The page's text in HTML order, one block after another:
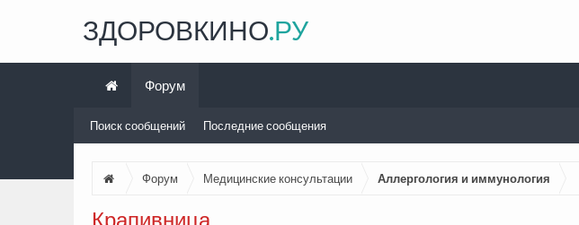
Форум Медицинские консультации Аллергология и иммунология
Крапивница
ЗДОРОВКИНО.РУ
Форум
Поиск сообщений Последние сообщения